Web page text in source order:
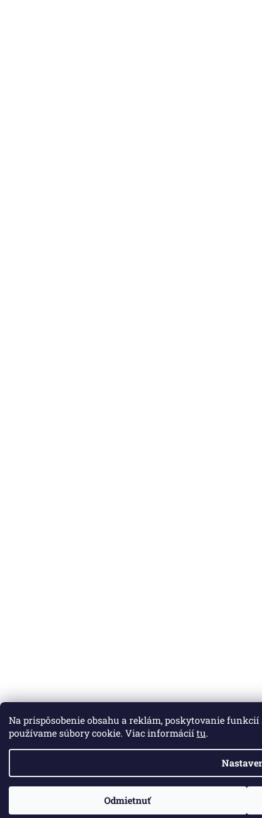
Na prispôsobenie obsahu a reklám, poskytovanie
používame súbory cookie. Viac informáciítu.
Odmietnuť